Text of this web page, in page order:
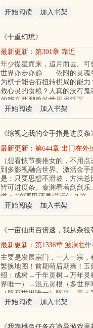
开始阅读 加入书架
《十重幻境》
最新更新： 第301章 靠近
年少提星而来，追月而去。可
世界亦步亦趋……依附的灵魂
为棋子能否有扭转棋局的能
救心灵的食粮？人真的没有
的能在两脚兽的世界里活下
开始阅读
加入书架
《综视之我的金手指是进度条
最新更新： 第644章 出门在外
（想看快节奏推女的，不用
到多影视融合世界。激活金手
是：只要思想不滑坡，方法总
皆可进度条。秦渊看着刮刮
道：“这哪里还是碰运气？这
开始阅读
加入书架
《一亩仙田百倍速，我从杂役
作
最新更新： 第1336章 波澜壮阔
主要是发展宗门，一人一宗，
繁换地图！前期苟后期爽！玉
绍：成树→千年灵树→万年灵
界唯一）→混元灵根（多世
（所有世界唯一）陈平，青元
开始阅读
加入书架